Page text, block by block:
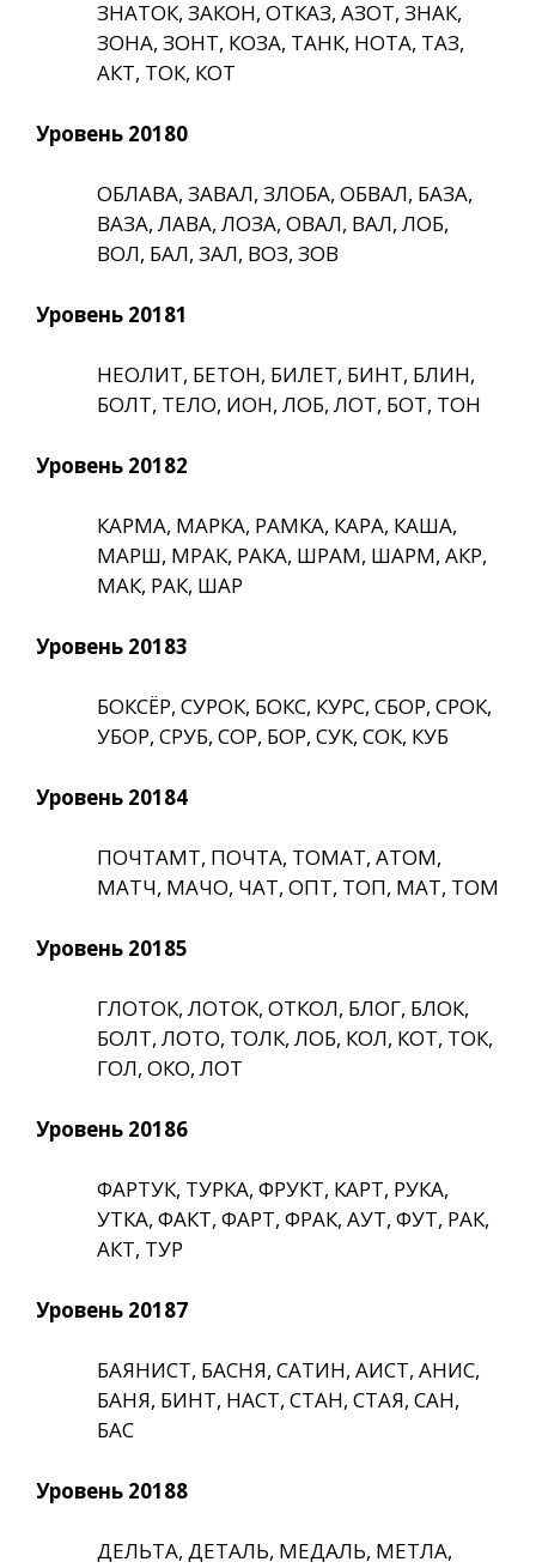
ЗНАТОК, ЗАКОН, ОТКАЗ, АЗОТ, ЗНАК,
ЗОНА, ЗОНТ, КОЗА, ТАНК, НОТА, ТАЗ,
АКТ, ТОК, КОТ
Уровень 20180
ОБЛАВА, ЗАВАЛ, ЗЛОБА, ОБВАЛ, БАЗА,
ВАЗА, ЛАВА, ЛОЗА, ОВАЛ, ВАЛ, ЛОБ,
ВОЛ, БАЛ, ЗАЛ, ВОЗ, ЗОВ
Уровень 20181
НЕОЛИТ, БЕТОН, БИЛЕТ, БИНТ, БЛИН,
БОЛТ, ТЕЛО, ИОН, ЛОБ, ЛОТ, БОТ, ТОН
Уровень 20182
КАРМА, МАРКА, РАМКА, КАРА, КАША,
МАРШ, МРАК, РАКА, ШРАМ, ШАРМ, АКР,
МАК, РАК, ШАР
Уровень 20183
БОКСЁР, СУРОК, БОКС, КУРС, СБОР, СРОК,
УБОР, СРУБ, СОР, БОР, СУК, СОК, КУБ
Уровень 20184
ПОЧТАМТ, ПОЧТА, ТОМАТ, АТОМ,
МАТЧ, МАЧО, ЧАТ, ОПТ, ТОП, МАТ, ТОМ
Уровень 20185
ГЛОТОК, ЛОТОК, ОТКОЛ, БЛОГ, БЛОК,
БОЛТ, ЛОТО, ТОЛК, ЛОБ, КОЛ, КОТ, ТОК,
ГОЛ, ОКО, ЛОТ
Уровень 20186
ФАРТУК, ТУРКА, ФРУКТ, КАРТ, РУКА,
УТКА, ФАКТ, ФАРТ, ФРАК, АУТ, ФУТ, РАК,
АКТ, ТУР
Уровень 20187
БАЯНИСТ, БАСНЯ, САТИН, АИСТ, АНИС,
БАНЯ, БИНТ, НАСТ, СТАН, СТАЯ, САН,
БАС
Уровень 20188
ДЕЛЬТА, ДЕТАЛЬ, МЕДАЛЬ, МЕТЛА,